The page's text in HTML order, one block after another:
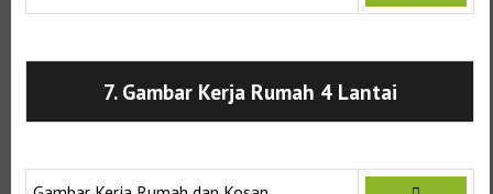
7. Gambar Kerja Rumah 4 Lantai